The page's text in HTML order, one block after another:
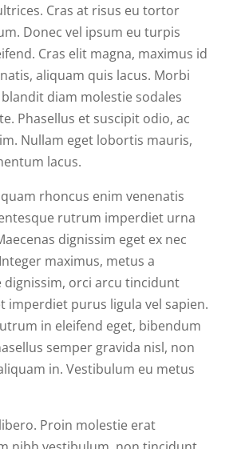
Cras at risus eu tortor
Donec vel ipsum eu turpis
Cras elit magna, maximus id
aliquam quis lacus. Morbi
diam molestie sodales
Phasellus et suscipit odio, ac
Nullam eget lobortis mauris,
lacus.
rhoncus enim venenatis
rutrum imperdiet urna
dignissim eget ex nec
maximus, metus a
dignissim, orci arcu tincidunt
imperdiet purus ligula vel sapien.
in eleifend eget, bibendum
semper gravida nisl, non
in. Vestibulum eu metus
Proin molestie erat